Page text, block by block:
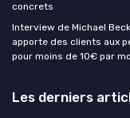
concrets
Interview de Michael
apporte des clients aux
pour moins de 10€ par
Les derniers